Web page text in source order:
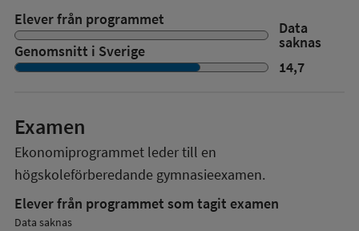
Elever från programmet
Data
saknas
Genomsnitt i Sverige
14,7
Examen
Ekonomiprogrammet leder till en
högskoleförberedande gymnasieexamen.
Elever från programmet som tagit examen
Data saknas